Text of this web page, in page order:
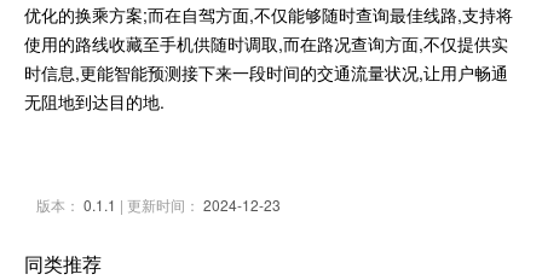
优化的换乘方案;而在自驾方面,不仅能够随时查询最佳线路,支持将
使用的路线收藏至手机供随时调取,而在路况查询方面,不仅提供实
时信息,更能智能预测接下来一段时间的交通流量状况,让用户畅通
无阻地到达目的地.
版本： 0.1.1 | 更新时间： 2024-12-23
同类推荐